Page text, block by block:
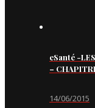
eSanté -
–
14/06/2015